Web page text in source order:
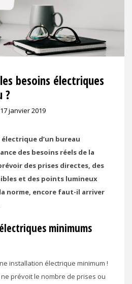
besoins électriques
?
17 janvier 2019
d’un bureau
des besoins réels de la
des prises directes, des
et des points lumineux
norme, encore faut-il arriver
minimums
installation électrique minimum !
prévoit le nombre de prises ou